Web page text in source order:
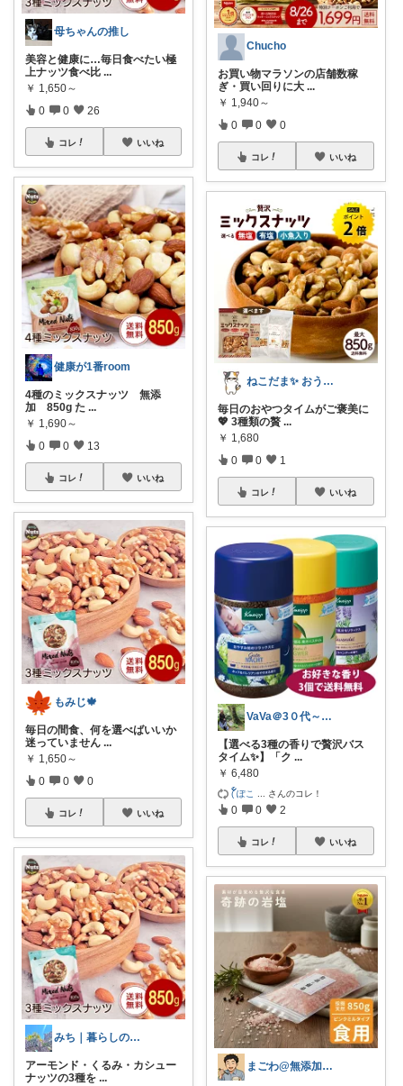
母ちゃんの推し
美容と健康に…毎日食べたい極
上ナッツ食べ比 ...
￥ 1,650～
0 0 26
コレ いいね
健康が1番room
4種のミックスナッツ 無添
加 850g た ...
￥ 1,690～
0 0 13
コレ いいね
もみじ🍁
毎日の間食、何を選べばいいか
迷っていません ...
￥ 1,650～
0 0 0
コレ いいね
みち｜暮らしの推しもの帖
アーモンド・くるみ・カシュー
ナッツの3種を ...
Chucho
お買い物マラソンの店舗数稼
ぎ・買い回りに大 ...
￥ 1,940～
0 0 0
コレ いいね
ねこだま✨ おうち時間充実ROOM🐾
毎日のおやつタイムがご褒美に
💖 3種類の贅 ...
￥ 1,680
0 0 1
コレ いいね
VaVa＠3０代～初めての都内暮らし
【選べる3種の香りで贅沢バス
タイム✨】「ク ...
￥ 6,480
( ၴႅၴぽこ さんのコレ！
0 0 2
コレ いいね
まごわ@無添加、オーガニック食品